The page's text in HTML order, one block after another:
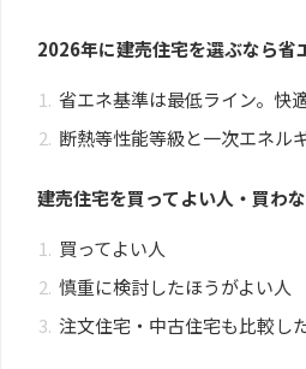
2026年に建売住宅を選ぶなら省
省エネ基準は最低ライン。快
断熱等性能等級と一次エネル
建売住宅を買ってよい人・買わ
買ってよい人
慎重に検討したほうがよい人
注文住宅・中古住宅も比較し